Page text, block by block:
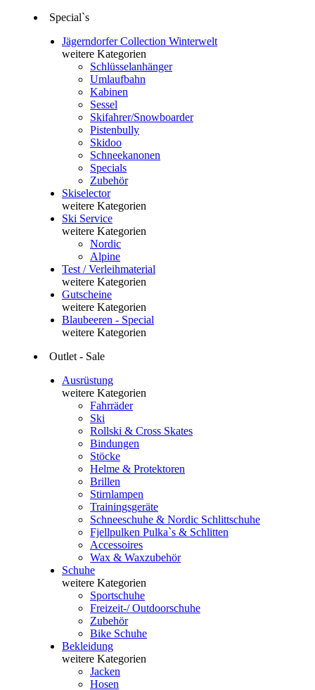
Special`s
Jägerndorfer Collection Winterwelt
weitere Kategorien
Schlüsselanhänger
Umlaufbahn
Kabinen
Sessel
Skifahrer/Snowboarder
Pistenbully
Skidoo
Schneekanonen
Specials
Zubehör
Skiselector
weitere Kategorien
Ski Service
weitere Kategorien
Nordic
Alpine
Test / Verleihmaterial
weitere Kategorien
Gutscheine
weitere Kategorien
Blaubeeren - Special
weitere Kategorien
Outlet - Sale
Ausrüstung
weitere Kategorien
Fahrräder
Ski
Rollski & Cross Skates
Bindungen
Stöcke
Helme & Protektoren
Brillen
Stirnlampen
Trainingsgeräte
Schneeschuhe & Nordic Schlittschuhe
Fjellpulken Pulka`s & Schlitten
Accessoires
Wax & Waxzubehör
Schuhe
weitere Kategorien
Sportschuhe
Freizeit-/ Outdoorschuhe
Zubehör
Bike Schuhe
Bekleidung
weitere Kategorien
Jacken
Hosen